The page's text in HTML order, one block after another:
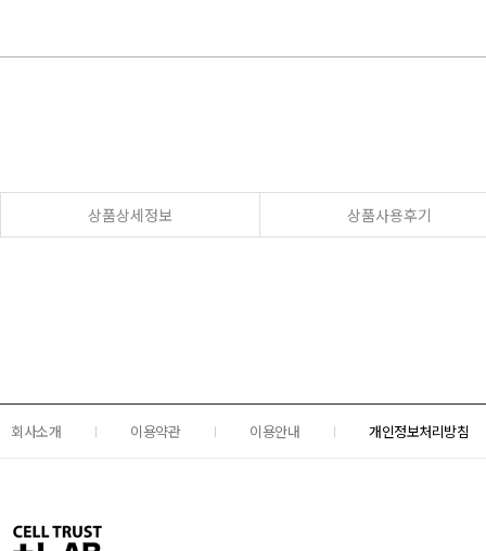
상품상세정보 상품사용후기
회사소개 이용약관 이용안내 개인정보처리방침